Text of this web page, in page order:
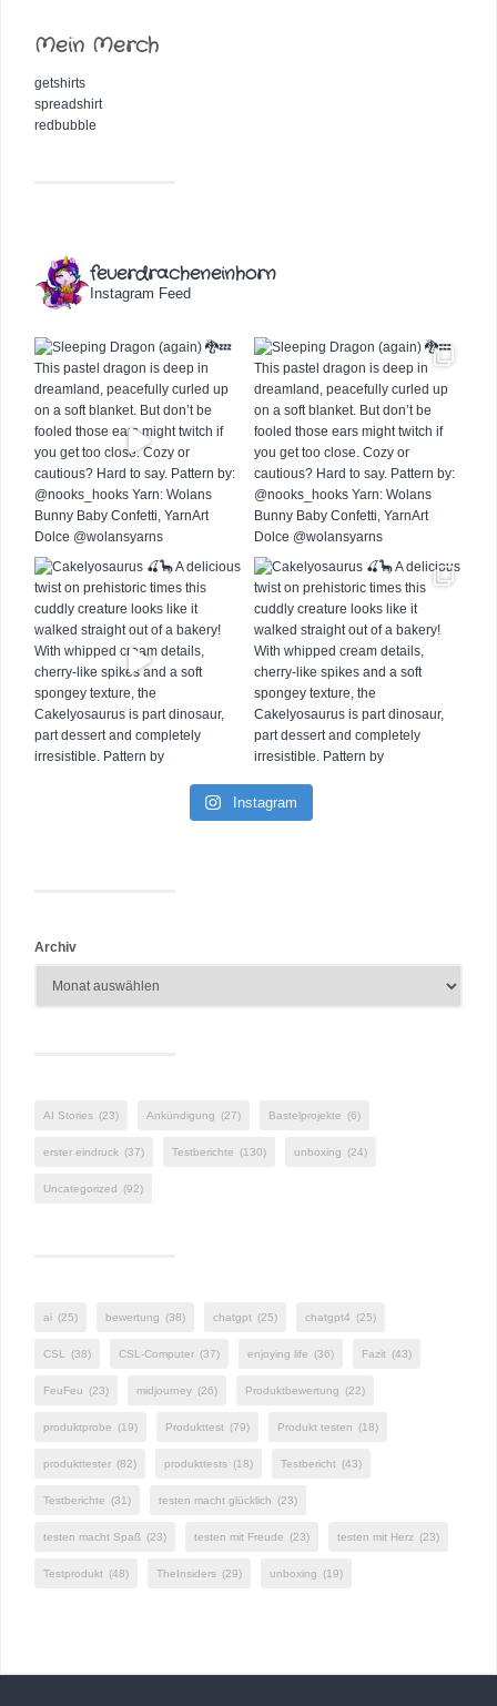
Mein Merch
getshirts
spreadshirt
redbubble
feuerdracheneinhorn
Instagram Feed
Instagram
Archiv
AI Stories (23) Ankündigung (27) Bastelprojekte (6)
erster eindruck (37) Testberichte (130) unboxing (24)
Uncategorized (92)
ai (25) bewertung (38) chatgpt (25) chatgpt4 (25)
CSL (38) CSL-Computer (37) enjoying life (36) Fazit (43)
FeuFeu (23) midjourney (26) Produktbewertung (22)
produktprobe (19) Produkttest (79) Produkt testen (18)
produkttester (82) produkttests (18) Testbericht (43)
Testberichte (31) testen macht glücklich (23)
testen macht Spaß (23) testen mit Freude (23) testen mit Herz (23)
Testprodukt (48) TheInsiders (29) unboxing (19)